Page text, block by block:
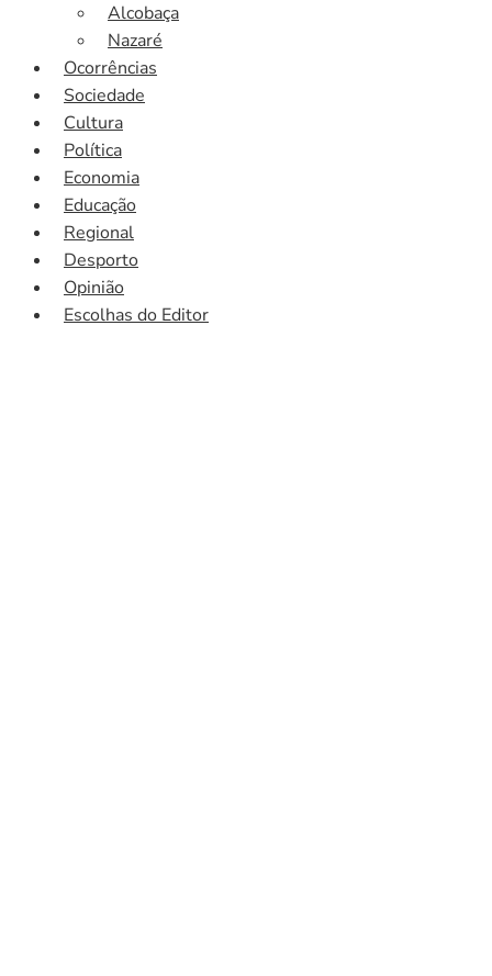
Alcobaça
Nazaré
Ocorrências
Sociedade
Cultura
Política
Economia
Educação
Regional
Desporto
Opinião
Escolhas do Editor